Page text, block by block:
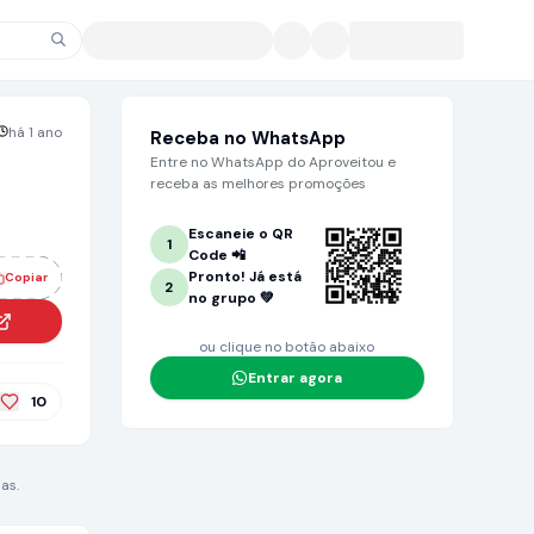
há 1 ano
Copiar
10
Receba no WhatsApp
Entre no WhatsApp do Aproveitou e
receba as melhores promoções
1
Escaneie o QR
Code 📲
2
Pronto! Já está
no grupo 💚
ou clique no botão abaixo
Entrar agora